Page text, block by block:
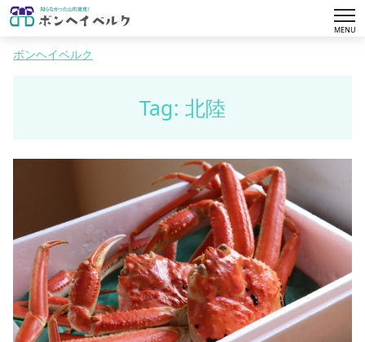
MENU
ボンヘイベルク
Tag: 北陸